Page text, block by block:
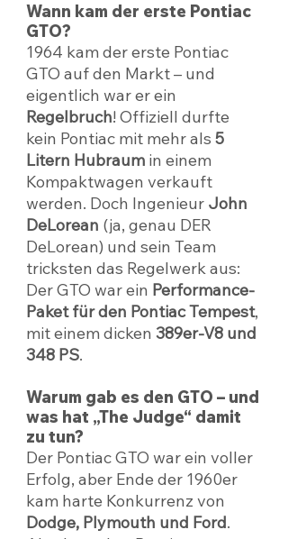
Wann kam der erste Pontiac
GTO?
1964 kam der erste Pontiac
GTO auf den Markt – und
eigentlich war er ein
Regelbruch! Offiziell durfte
kein Pontiac mit mehr als 5
Litern Hubraum in einem
Kompaktwagen verkauft
werden. Doch Ingenieur John
DeLorean (ja, genau DER
DeLorean) und sein Team
tricksten das Regelwerk aus:
Der GTO war ein Performance-
Paket für den Pontiac Tempest,
mit einem dicken 389er-V8 und
348 PS.
Warum gab es den GTO – und
was hat „The Judge“ damit
zu tun?
Der Pontiac GTO war ein voller
Erfolg, aber Ende der 1960er
kam harte Konkurrenz von
Dodge, Plymouth und Ford.